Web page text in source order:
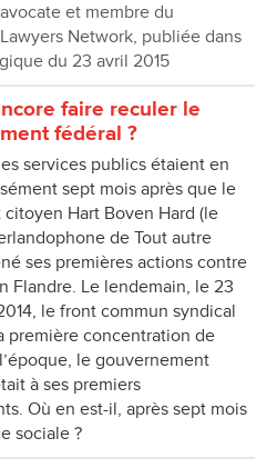
et membre du
Lawyers Network, publiée dans
du 23 avril 2015
faire reculer le
fédéral ?
services publics étaient en
sept mois après que le
Hart Boven Hard (le
de Tout autre
ses premières actions contre
Flandre. Le lendemain, le 23
le front commun syndical
première concentration de
le gouvernement
à ses premiers
Où en est-il, après sept mois
sociale ?